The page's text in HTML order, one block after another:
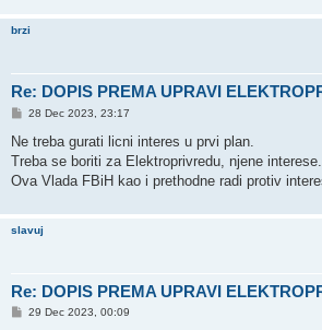
brzi
Re: DOPIS PREMA UPRAVI
P
s
28 Dec 2023, 23:17
Ne treba gurati licni interes u prvi plan.
Treba se boriti za Elektroprivredu, njene interese.
Ova Vlada FBiH kao i prethodne radi protiv
slavuj
Re: DOPIS PREMA UPRAVI
P29 Dec 2023, 00:09